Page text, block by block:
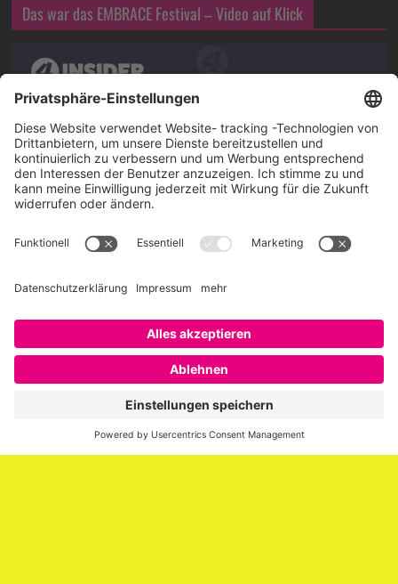
Das war das EMBRACE Festival – Video auf Klick
Über SAATKORN
SAATKORN ist der Blog von Gero Hesse. Seit 2009 schreibt
er über die Themen Employer Branding,